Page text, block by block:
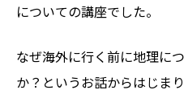
についての講座でした。
なぜ海外に行く前に地理に
か？というお話からはじまり